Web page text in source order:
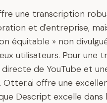
une transcription
et d'entreprise,
équitable » non
utilisateurs. Pour une
de YouTube et
Otter.ai offre une
Descript excelle